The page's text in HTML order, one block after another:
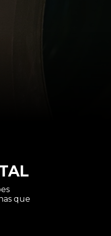
que